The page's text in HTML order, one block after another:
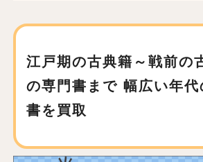
江戸期の古典籍～戦前の
の専門書まで 幅広い年
書を買取